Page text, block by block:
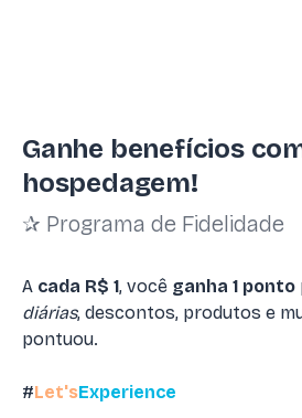
Ganhe benefícios
hospedagem!
✰ Programa de Fidelidade
A cada R$ 1, você ganha 1 ponto
diárias, descontos, produtos e
pontuou.
#Let'sExperience